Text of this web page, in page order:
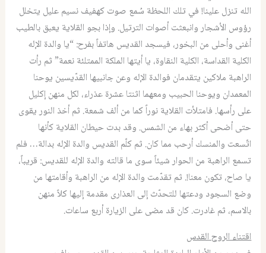
الله تنزل علينا!في تلك اللحظة سُمع صوت كهفيف نسيم عليل يتخلل
رؤوس الأشجار وانبعثت أصوات الترتيل. وإذا بجو القلاية يعبق بالطيب
أغنى وأحلى من البخور، فيسجد القديس هاتفاً بفرح: “يا والدة الإله
الكلية القداسة، الكلية النقاوة، يا أيتها الملكة الممتلئة نعمة”ثم رأت
الراهبة ملاكين يتقدمان فوالدة الإله وعن جانبيها القدّيسين يوحنا
المعمدان ويوحنا الحبيب ومعهما اثنتا عشرة عذراء، لكل منهن إكليل
على رأسها. فامتلأت القلاية نوراً كما من ألف شمعة. ثم أخذ النور يقوى
حتى أضحى أكثر بهاء من الشمس. وقد بدت حيطان القلاية كأنها
اتّسعت والمنسك أرحب مما كان. ثم كلّم القديس والدة الإله بدالة… فلم
تسمع الراهبة من الحوار شيئاً سوى ما قالته والدة الإله للقديس: قريباً،
يا صاح، تكون معنا!. ثم تقدّمت والدة الإله من الراهبة وأقامتها من
وضع السجود ودعتها للتحدّث إلى العذارى مقدمة إليها كلاً منهن
بالاسم، ثم غادرت.كان قد مضى على الزيارة أربع ساعات.
اقتناء الروح القدس